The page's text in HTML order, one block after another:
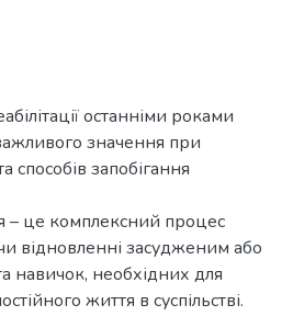
останніми роками
значення при
способів запобігання
– це комплексний процес
відновленні засудженим або
навичок, необхідних для
життя в суспільстві.